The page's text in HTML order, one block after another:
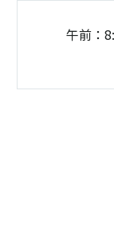
午前：